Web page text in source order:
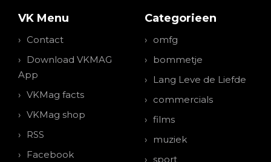
VK Menu
Contact
Download VKMAG
App
VKMag facts
VKMag shop
RSS
Facebook
Categorieen
omfg
bommetje
Lang Leve de Liefde
commercials
films
muziek
sport